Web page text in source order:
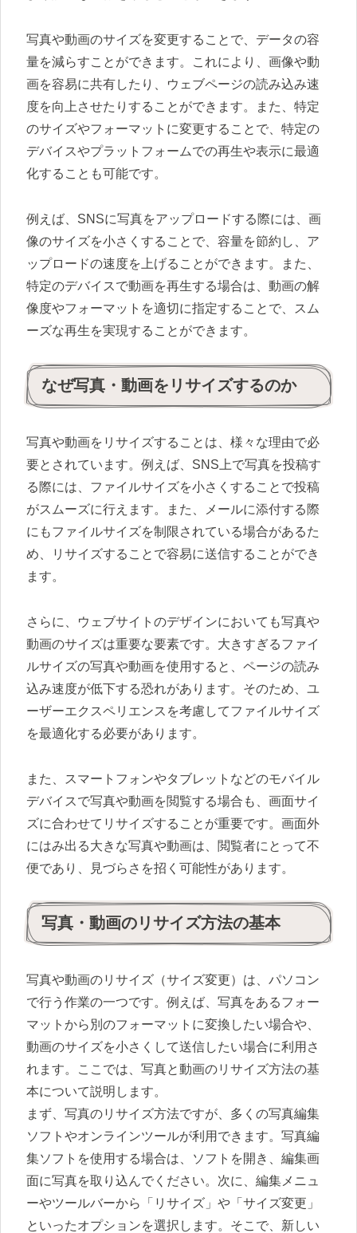
写真や動画のサイズを変更することで、データの容
量を減らすことができます。これにより、画像や動
画を容易に共有したり、ウェブページの読み込み速
度を向上させたりすることができます。また、特定
のサイズやフォーマットに変更することで、特定の
デバイスやプラットフォームでの再生や表示に最適
化することも可能です。
例えば、SNSに写真をアップロードする際には、画
像のサイズを小さくすることで、容量を節約し、ア
ップロードの速度を上げることができます。また、
特定のデバイスで動画を再生する場合は、動画の解
像度やフォーマットを適切に指定することで、スム
ーズな再生を実現することができます。
なぜ写真・動画をリサイズするのか
写真や動画をリサイズすることは、様々な理由で必
要とされています。例えば、SNS上で写真を投稿す
る際には、ファイルサイズを小さくすることで投稿
がスムーズに行えます。また、メールに添付する際
にもファイルサイズを制限されている場合があるた
め、リサイズすることで容易に送信することができ
ます。
さらに、ウェブサイトのデザインにおいても写真や
動画のサイズは重要な要素です。大きすぎるファイ
ルサイズの写真や動画を使用すると、ページの読み
込み速度が低下する恐れがあります。そのため、ユ
ーザーエクスペリエンスを考慮してファイルサイズ
を最適化する必要があります。
また、スマートフォンやタブレットなどのモバイル
デバイスで写真や動画を閲覧する場合も、画面サイ
ズに合わせてリサイズすることが重要です。画面外
にはみ出る大きな写真や動画は、閲覧者にとって不
便であり、見づらさを招く可能性があります。
写真・動画のリサイズ方法の基本
写真や動画のリサイズ（サイズ変更）は、パソコン
で行う作業の一つです。例えば、写真をあるフォー
マットから別のフォーマットに変換したい場合や、
動画のサイズを小さくして送信したい場合に利用さ
れます。ここでは、写真と動画のリサイズ方法の基
本について説明します。
まず、写真のリサイズ方法ですが、多くの写真編集
ソフトやオンラインツールが利用できます。写真編
集ソフトを使用する場合は、ソフトを開き、編集画
面に写真を取り込んでください。次に、編集メニュ
ーやツールバーから「リサイズ」や「サイズ変更」
といったオプションを選択します。そこで、新しい